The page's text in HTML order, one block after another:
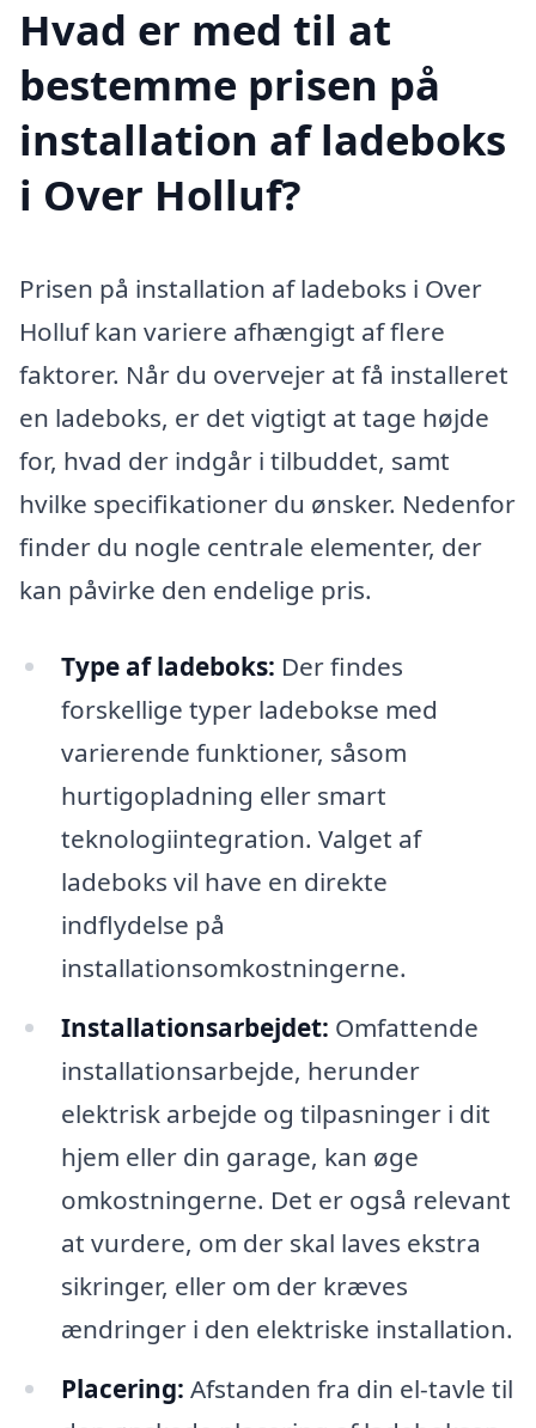
Hvad er med til at
bestemme prisen på
installation af ladeboks
i Over Holluf?
Prisen på installation af ladeboks i Over
Holluf kan variere afhængigt af flere
faktorer. Når du overvejer at få installeret
en ladeboks, er det vigtigt at tage højde
for, hvad der indgår i tilbuddet, samt
hvilke specifikationer du ønsker. Nedenfor
finder du nogle centrale elementer, der
kan påvirke den endelige pris.
Type af ladeboks: Der findes
forskellige typer ladebokse med
varierende funktioner, såsom
hurtigopladning eller smart
teknologiintegration. Valget af
ladeboks vil have en direkte
indflydelse på
installationsomkostningerne.
Installationsarbejdet: Omfattende
installationsarbejde, herunder
elektrisk arbejde og tilpasninger i dit
hjem eller din garage, kan øge
omkostningerne. Det er også relevant
at vurdere, om der skal laves ekstra
sikringer, eller om der kræves
ændringer i den elektriske installation.
Placering: Afstanden fra din el-tavle til